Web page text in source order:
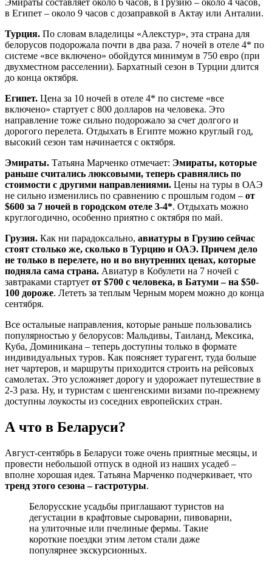
Эмираты составляет около 6 часов, в Грузию – около 4 часов,
в Египет – около 9 часов с дозаправкой в Актау или Анталии.
Турция. По словам владелицы «Алекстур», эта страна для
белорусов подорожала почти в два раза. 7 ночей в отеле 4* по
системе «все включено» обойдутся минимум в 750 евро (при
двухместном расселении). Бархатный сезон в Турции длится
до конца октября.
Египет. Цена за 10 ночей в отеле 4* по системе «все
включено» стартует с 800 долларов на человека. Это
направление тоже сильно подорожало за счет долгого и
дорогого перелета. Отдыхать в Египте можно круглый год,
высокий сезон там начинается с октября.
Эмираты. Татьяна Марченко отмечает: Эмираты, которые
раньше считались люксовыми, теперь сравнялись по
стоимости с другими направлениями. Цены на туры в ОАЭ
не сильно изменились по сравнению с прошлым годом – от
$600 за 7 ночей в городском отеле 3-4*. Отдыхать можно
круглогодично, особенно приятно с октября по май.
Грузия. Как ни парадоксально, авиатуры в Грузию сейчас
стоят столько же, сколько в Турцию и ОАЭ. Причем дело
не только в перелете, но и во внутренних ценах, которые
подняла сама страна. Авиатур в Кобулети на 7 ночей с
завтраками стартует от $700 с человека, в Батуми – на $50-
100 дороже. Лететь за теплым Черным морем можно до конца
сентября.
Все остальные направления, которые раньше пользовались
популярностью у белорусов: Мальдивы, Таиланд, Мексика,
Куба, Доминикана – теперь доступны только в формате
индивидуальных туров. Как поясняет турагент, туда больше
нет чартеров, и маршруты приходится строить на рейсовых
самолетах. Это усложняет дорогу и удорожает путешествие в
2-3 раза. Ну, и туристам с шенгенскими визами по-прежнему
доступны лоукосты из соседних европейских стран.
А что в Беларуси?
Август-сентябрь в Беларуси тоже очень приятные месяцы, и
провести небольшой отпуск в одной из наших усадеб –
вполне хорошая идея. Татьяна Марченко подчеркивает, что
тренд этого сезона – гастротуры.
Белорусские усадьбы приглашают туристов на
дегустации в крафтовые сыроварни, пивоварни,
на улиточные или пчелиные фермы. Такие
короткие поездки этим летом стали даже
популярнее экскурсионных.